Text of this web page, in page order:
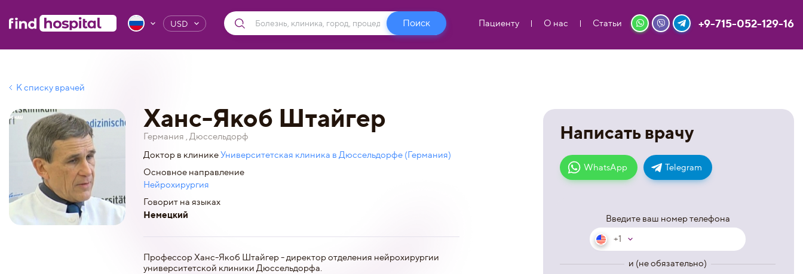
USD Пациенту О нас Статьи +9-715-052-129-16
К списку врачей
Написать врачу
WhatsApp Telegram
Введите ваш номер телефона
+1
и (не обязательно)
Ханс-Якоб Штайгер
Германия , Дюссельдорф
Доктор в клиникеУниверситетская клиника в Дюссельдорфе (Германия)
Основное направление
Нейрохирургия
Говорит на языках
Немецкий
Профессор Ханс-Якоб Штайгер - директор отделения нейрохирургии
университетской клиники Дюссельдорфа.